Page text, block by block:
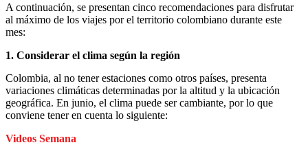
A continuación, se presentan cinco recomendaciones para disfrutar
al máximo de los viajes por el territorio colombiano durante este
mes:
1. Considerar el clima según la región
Colombia, al no tener estaciones como otros países, presenta
variaciones climáticas determinadas por la altitud y la ubicación
geográfica. En junio, el clima puede ser cambiante, por lo que
conviene tener en cuenta lo siguiente:
Videos Semana